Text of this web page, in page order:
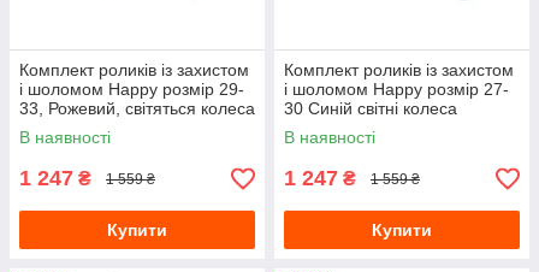
Комплект роликів із захистом
і шоломом Happy розмір 29-
33, Рожевий, світяться колеса
В наявності
1 247 ₴ 1 559 ₴
Купити
Комплект роликів із захистом
і шоломом Happy розмір 27-
30 Синій світні колеса
В наявності
1 247 ₴ 1 559 ₴
Купити